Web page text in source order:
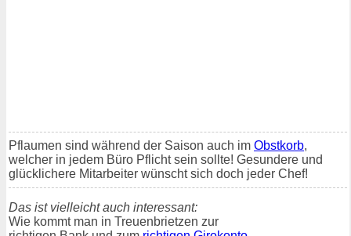
Pflaumen sind während der Saison auch im Obstkorb,
welcher in jedem Büro Pflicht sein sollte! Gesundere und
glücklichere Mitarbeiter wünscht sich doch jeder Chef!
Das ist vielleicht auch interessant:
Wie kommt man in Treuenbrietzen zur